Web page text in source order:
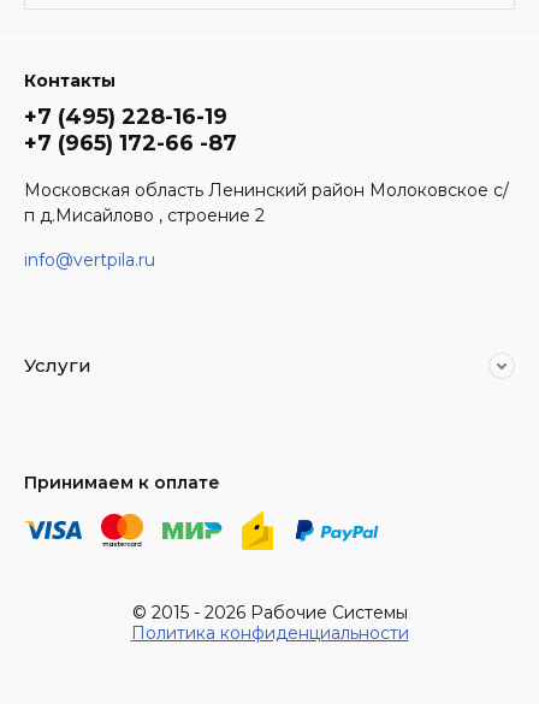
Контакты
+7 (495) 228-16-19
+7 (965) 172-66 -87
Московская область Ленинский район Молоковское с/
п д.Мисайлово , строение 2
info@vertpila.ru
Услуги
Принимаем к оплате
© 2015 - 2026 Рабочие Системы
Политика конфиденциальности